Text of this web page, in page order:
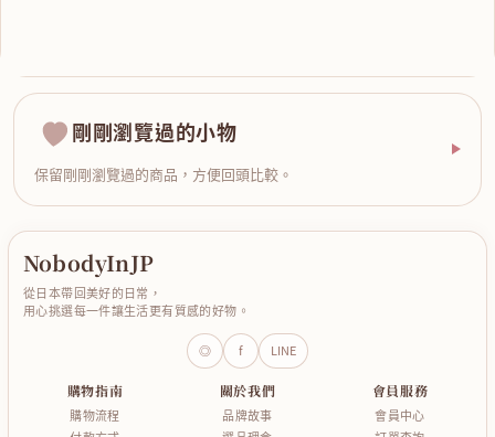
剛剛瀏覽過的小物
保留剛剛瀏覽過的商品，方便回頭比較。
NobodyInJP
從日本帶回美好的日常，
用心挑選每一件讓生活更有質感的好物。
◎ f LINE
購物指南
購物流程
關於我們
品牌故事
會員服務
會員中心